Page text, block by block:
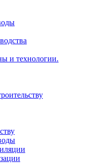
и технологии.